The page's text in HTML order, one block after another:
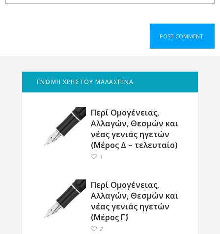
ΓΝΩΜΗ ΧΡΗΣΤΟΥ ΜΑΛΑΣΠΙΝΑ
Περί Ομογένειας,
Αλλαγών, Θεσμών και
νέας γενιάς ηγετών
(Μέρος Δ – τελευταίο)
1
Περί Ομογένειας,
Αλλαγών, Θεσμών και
νέας γενιάς ηγετών
(Μέρος Γ΄)
2